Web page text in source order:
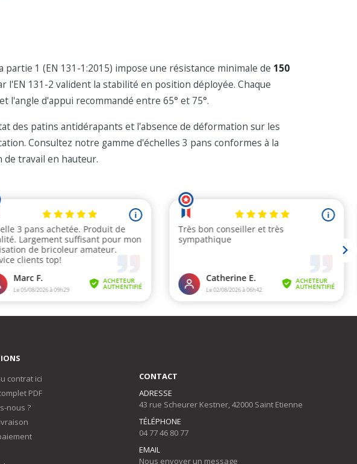
1 (EN 131-1:2015) impose une résistance minimale de 150
131-2 valident la stabilité en position déployée. Chaque
l'angle d'appui recommandé entre 65° et 75°.
des patins antidérapants et l'absence de déformation sur les
Consultez notre gamme d'échelles 3 pans conformes à la
de travail en hauteur.
contrat ici
PDF
nous ?
CONTACT
ADRESSE
43 rue Scheurer Kestner, 42000 Saint Etienne
TÉLÉPHONE
04 77 46 80 77
EMAIL
Nous envoyer un message